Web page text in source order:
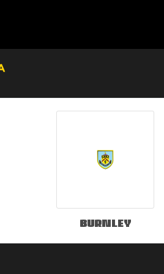
Burnley